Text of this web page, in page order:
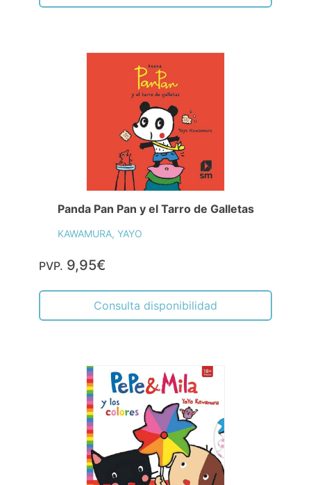
Panda Pan Pan y el Tarro de Galletas
KAWAMURA, YAYO
PVP. 9,95€
Consulta disponibilidad